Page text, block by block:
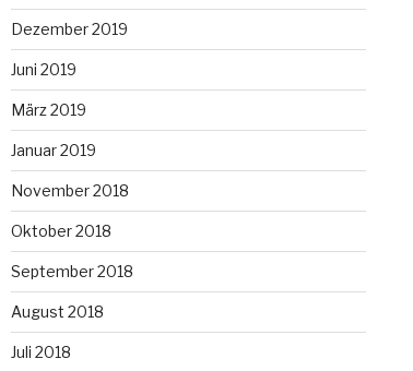
Dezember 2019
Juni 2019
März 2019
Januar 2019
November 2018
Oktober 2018
September 2018
August 2018
Juli 2018